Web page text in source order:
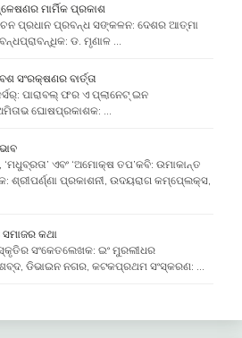
ମାର୍ମିକ ପ୍ରକାଶ
ପ୍ରଧାନ ପ୍ରବନ୍ଧ ସଙ୍କଳନ: ଦେଶର ଆତ୍ମା
ଡ. ମୃଣାଳ …
ସଂରକ୍ଷଣର ବାର୍ତ୍ତା
ପାରାବଲ୍ ଫର ଏ ପ୍ଲାନେଟ୍ ଇନ
ଘୋଷପ୍ରକାଶକ: …
‘ମଧୁବ୍ରତା’ ଏବଂ ‘ଅମୋକ୍ଷ ତପ’କବି: ଉମାକାନ୍ତ
ଶ୍ରୀପର୍ଣ୍ଣା ପ୍ରକାଶନୀ, ଉଦୟରାଗ କମ୍ପେ୍ଲକ୍ସ,
କଥା
ସଂକେତଲେଖକ: ଇଂ ମୁରଲୀଧର
ଡିଭାଇନ ନଗର, କଟକପ୍ରଥମ ସଂସ୍କରଣ: …